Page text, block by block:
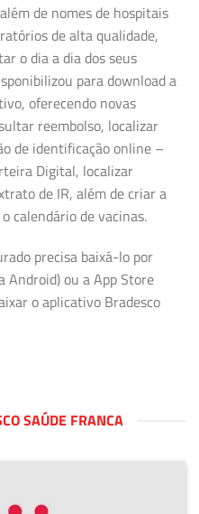
de nomes de hospitais
de alta qualidade,
o dia a dia dos seus
para download a
oferecendo novas
reembolso, localizar
de identificação online –
Digital, localizar
de IR, além de criar a
calendário de vacinas.
precisa baixá-lo por
Android) ou a App Store
o aplicativo Bradesco
SAÚDE FRANCA